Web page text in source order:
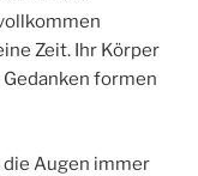
Zeit. Ihr Körper
formen
Augen immer